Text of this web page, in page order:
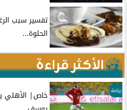
تفسير سبب
الحلوة...
الأكثر قراءة
رياضة
خاص| الأهلي